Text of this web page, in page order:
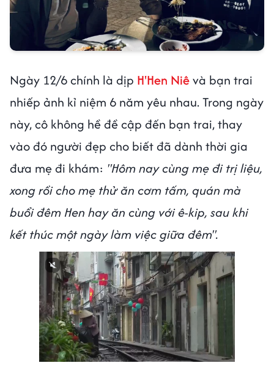
Ngày 12/6 chính là dịp H'Hen Niêvà bạn trai
nhiếp ảnh kỉ niệm 6 năm yêu nhau. Trong ngày
này, cô không hề đề cập đến bạn trai, thay
vào đó người đẹp cho biết đã dành thời gia
đưa mẹ đi khám: "Hôm nay cùng mẹ đi trị liệu,
xong rồi cho mẹ thử ăn cơm tấm, quán mà
buổi đêm Hen hay ăn cùng với ê-kip, sau khi
kết thúc một ngày làm việc giữa đêm".